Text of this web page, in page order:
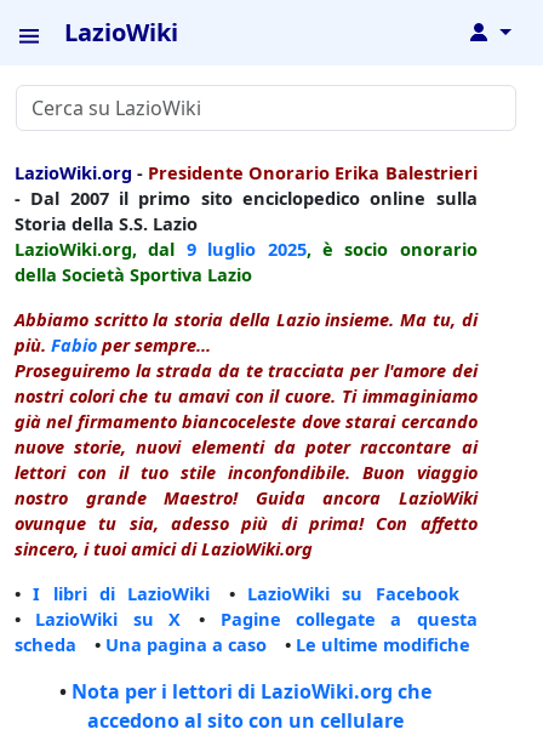
LazioWiki ↓
LazioWiki.org - Presidente Onorario Erika Balestrieri
- Dal 2007 il primo sito enciclopedico online sulla
Storia della S.S. Lazio
LazioWiki.org, dal 9 luglio 2025, è socio onorario
della Società Sportiva Lazio
Abbiamo scritto la storia della Lazio insieme. Ma tu, di
più. Fabio per sempre...
Proseguiremo la strada da te tracciata per l'amore dei
nostri colori che tu amavi con il cuore. Ti immaginiamo
già nel firmamento biancoceleste dove starai cercando
nuove storie, nuovi elementi da poter raccontare ai
lettori con il tuo stile inconfondibile. Buon viaggio
nostro grande Maestro! Guida ancora LazioWiki
ovunque tu sia, adesso più di prima! Con affetto
sincero, i tuoi amici di LazioWiki.org
•I libri di LazioWiki • LazioWiki su Facebook
• LazioWiki su X • Pagine collegate a questa
scheda • Una pagina a caso • Le ultime modifiche
• Nota per i lettori di LazioWiki.org che
accedono al sito con un cellulare